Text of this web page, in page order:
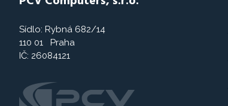
Sídlo: Rybná 682/14
110 01 Praha
IČ: 26084121